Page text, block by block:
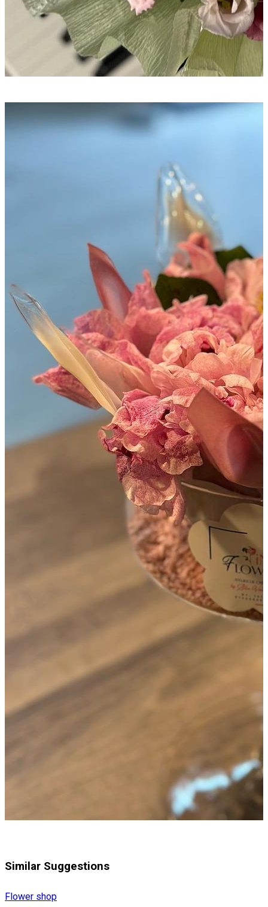
Similar Suggestions
Flower shop